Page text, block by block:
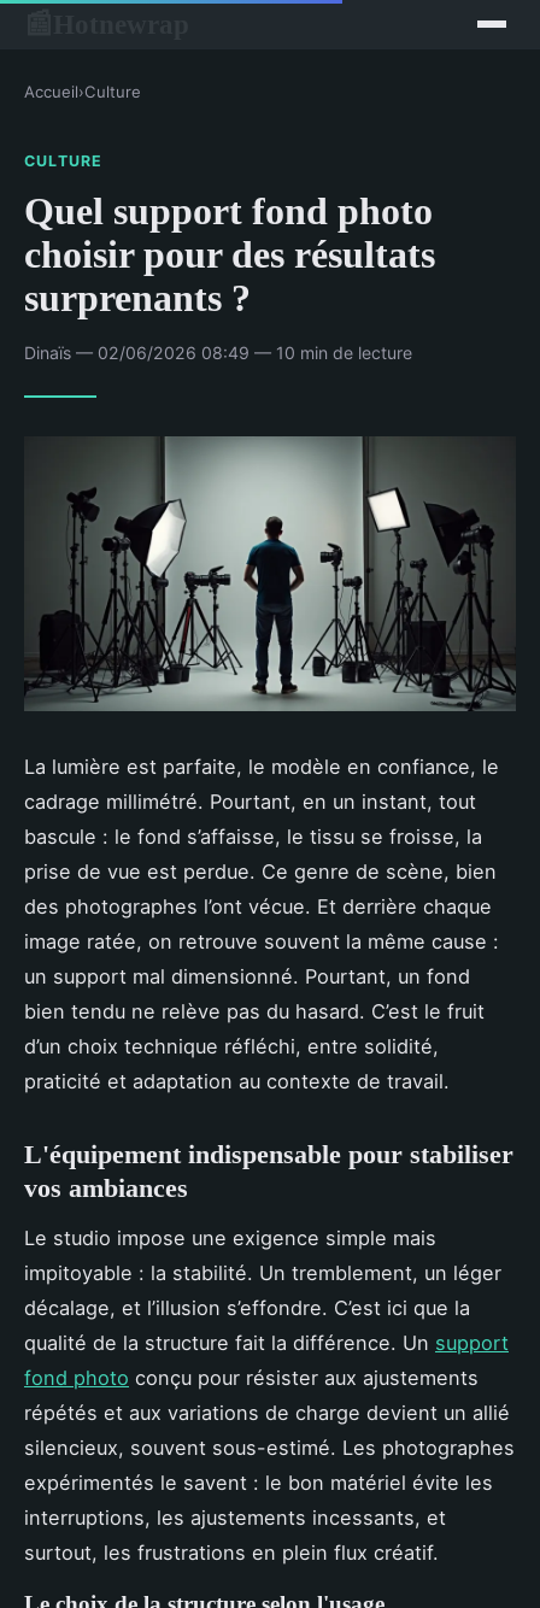
Accueil›Culture
CULTURE
Quel support fond photo
choisir pour des résultats
surprenants ?
Dinaïs — 02/06/2026 08:49 — 10 min de lecture
La lumière est parfaite, le modèle en confiance, le
cadrage millimétré. Pourtant, en un instant, tout
bascule : le fond s’affaisse, le tissu se froisse, la
prise de vue est perdue. Ce genre de scène, bien
des photographes l’ont vécue. Et derrière chaque
image ratée, on retrouve souvent la même cause :
un support mal dimensionné. Pourtant, un fond
bien tendu ne relève pas du hasard. C’est le fruit
d’un choix technique réfléchi, entre solidité,
praticité et adaptation au contexte de travail.
L'équipement indispensable pour stabiliser
vos ambiances
Le studio impose une exigence simple mais
impitoyable : la stabilité. Un tremblement, un léger
décalage, et l’illusion s’effondre. C’est ici que la
qualité de la structure fait la différence. Un support
fond photo conçu pour résister aux ajustements
répétés et aux variations de charge devient un allié
silencieux, souvent sous-estimé. Les photographes
expérimentés le savent : le bon matériel évite les
interruptions, les ajustements incessants, et
surtout, les frustrations en plein flux créatif.